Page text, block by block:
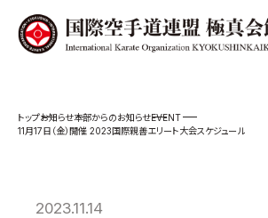
スケジュール
お知らせ本部からのお知らせEVENT
11月17日（金）開催 2023国際親善エリート大会スケジュール
2023.11.14